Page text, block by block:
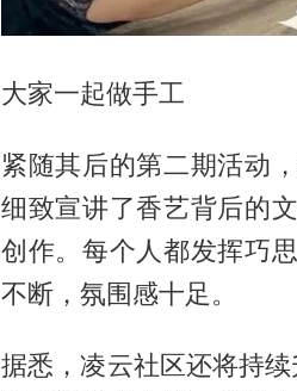
大家一起做手工
紧随其后的第二期活动
细致宣讲了香艺背后的
创作。每个人都发挥巧
不断，氛围感十足。
据悉，凌云社区还将持